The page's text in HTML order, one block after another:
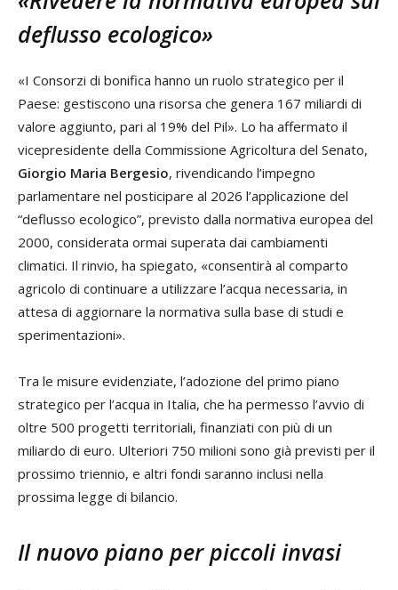
deflusso ecologico»
«I Consorzi di bonifica hanno un ruolo strategico per il
Paese: gestiscono una risorsa che genera 167 miliardi di
valore aggiunto, pari al 19% del Pil». Lo ha affermato il
vicepresidente della Commissione Agricoltura del Senato,
Giorgio Maria Bergesio, rivendicando l’impegno
parlamentare nel posticipare al 2026 l’applicazione del
“deflusso ecologico”, previsto dalla normativa europea del
2000, considerata ormai superata dai cambiamenti
climatici. Il rinvio, ha spiegato, «consentirà al comparto
agricolo di continuare a utilizzare l’acqua necessaria, in
attesa di aggiornare la normativa sulla base di studi e
sperimentazioni».
Tra le misure evidenziate, l’adozione del primo piano
strategico per l’acqua in Italia, che ha permesso l’avvio di
oltre 500 progetti territoriali, finanziati con più di un
miliardo di euro. Ulteriori 750 milioni sono già previsti per il
prossimo triennio, e altri fondi saranno inclusi nella
prossima legge di bilancio.
Il nuovo piano per piccoli invasi